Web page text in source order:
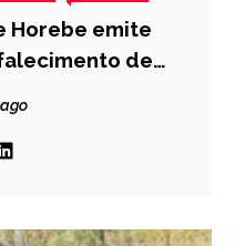
Horebe emite
de